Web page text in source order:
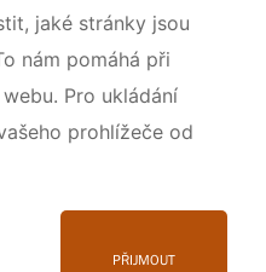
jaké stránky jsou
nám pomáhá při
Pro ukládání
prohlížeče od
PŘIJMOUT